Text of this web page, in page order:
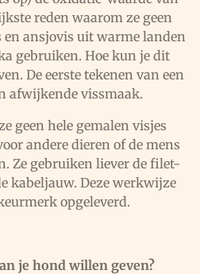
reden waarom ze geen
en ansjovis uit warme landen
gebruiken. Hoe kun je dit
De eerste tekenen van een
afwijkende vissmaak.
geen hele gemalen visjes
andere dieren of de mens
Ze gebruiken liever de filet-
kabeljauw. Deze werkwijze
opgeleverd.
je hond willen geven?